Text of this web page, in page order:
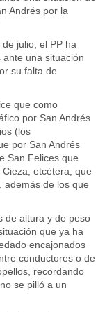
Andrés por la
julio, el PP ha
una situación
su falta de
que como
por San Andrés
(los
por San Andrés
San Felices que
etcétera, que
además de los que
de altura y de peso
que ya ha
encajonados
conductores o de
recordando
se pilló a un